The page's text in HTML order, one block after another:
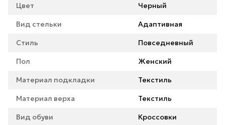
Цвет Черный
Вид стельки Адаптивная
Стиль Повседневный
Пол Женский
Материал подкладки Текстиль
Материал верха Текстиль
Вид обуви Кроссовки